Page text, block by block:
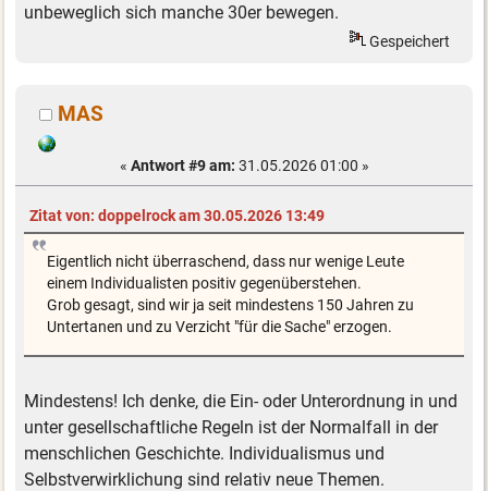
unbeweglich sich manche 30er bewegen.
Gespeichert
MAS
« Antwort #9 am: 31.05.2026 01:00 »
Zitat von: doppelrock am 30.05.2026 13:49
Eigentlich nicht überraschend, dass nur wenige Leute
einem Individualisten positiv gegenüberstehen.
Grob gesagt, sind wir ja seit mindestens 150 Jahren zu
Untertanen und zu Verzicht "für die Sache" erzogen.
Mindestens! Ich denke, die Ein- oder Unterordnung in und
unter gesellschaftliche Regeln ist der Normalfall in der
menschlichen Geschichte. Individualismus und
Selbstverwirklichung sind relativ neue Themen.